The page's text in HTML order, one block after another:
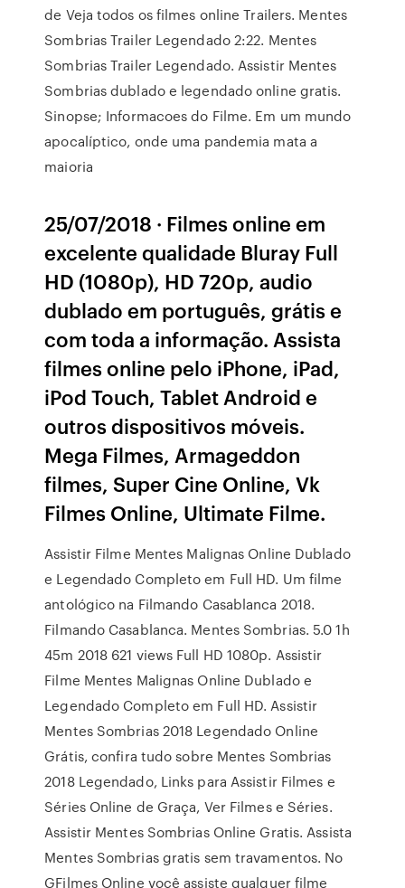
de Veja todos os filmes online Trailers. Mentes
Sombrias Trailer Legendado 2:22. Mentes
Sombrias Trailer Legendado. Assistir Mentes
Sombrias dublado e legendado online gratis.
Sinopse; Informacoes do Filme. Em um mundo
apocalíptico, onde uma pandemia mata a
maioria
25/07/2018 · Filmes online em
excelente qualidade Bluray Full
HD (1080p), HD 720p, audio
dublado em português, grátis e
com toda a informação. Assista
filmes online pelo iPhone, iPad,
iPod Touch, Tablet Android e
outros dispositivos móveis.
Mega Filmes, Armageddon
filmes, Super Cine Online, Vk
Filmes Online, Ultimate Filme.
Assistir Filme Mentes Malignas Online Dublado
e Legendado Completo em Full HD. Um filme
antológico na Filmando Casablanca 2018.
Filmando Casablanca. Mentes Sombrias. 5.0 1h
45m 2018 621 views Full HD 1080p. Assistir
Filme Mentes Malignas Online Dublado e
Legendado Completo em Full HD. Assistir
Mentes Sombrias 2018 Legendado Online
Grátis, confira tudo sobre Mentes Sombrias
2018 Legendado, Links para Assistir Filmes e
Séries Online de Graça, Ver Filmes e Séries.
Assistir Mentes Sombrias Online Gratis. Assista
Mentes Sombrias gratis sem travamentos. No
GFilmes Online você assiste qualquer filme